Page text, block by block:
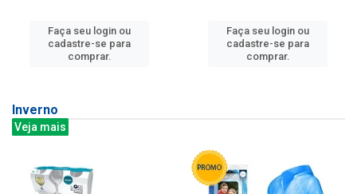
Faça seu login ou
cadastre-se para
comprar.
Faça seu login ou
cadastre-se para
comprar.
Inverno
Veja mais